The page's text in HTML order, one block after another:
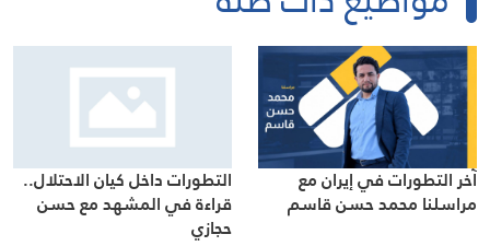
آخر التطورات في إيران مع
مراسلنا محمد حسن قاسم
التطورات داخل كيان الاحتلال..
قراءة في المشهد مع حسن
حجازي